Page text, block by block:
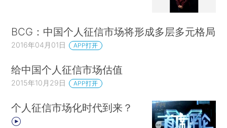
BCG：中国个人征信市场将形成多层多元格局
2016年04月01日 APP打开
给中国个人征信市场估值
2015年10月29日 APP打开
个人征信市场化时代到来？